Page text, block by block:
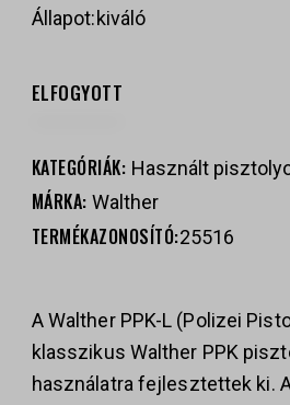
Állapot:kiváló
ELFOGYOTT
KATEGÓRIÁK: Használt
MÁRKA:Walther
TERMÉKAZONOSÍTÓ:25516
A Walther PPK-L (Polizei
klasszikus Walther PPK
használatra fejlesztettek ki.